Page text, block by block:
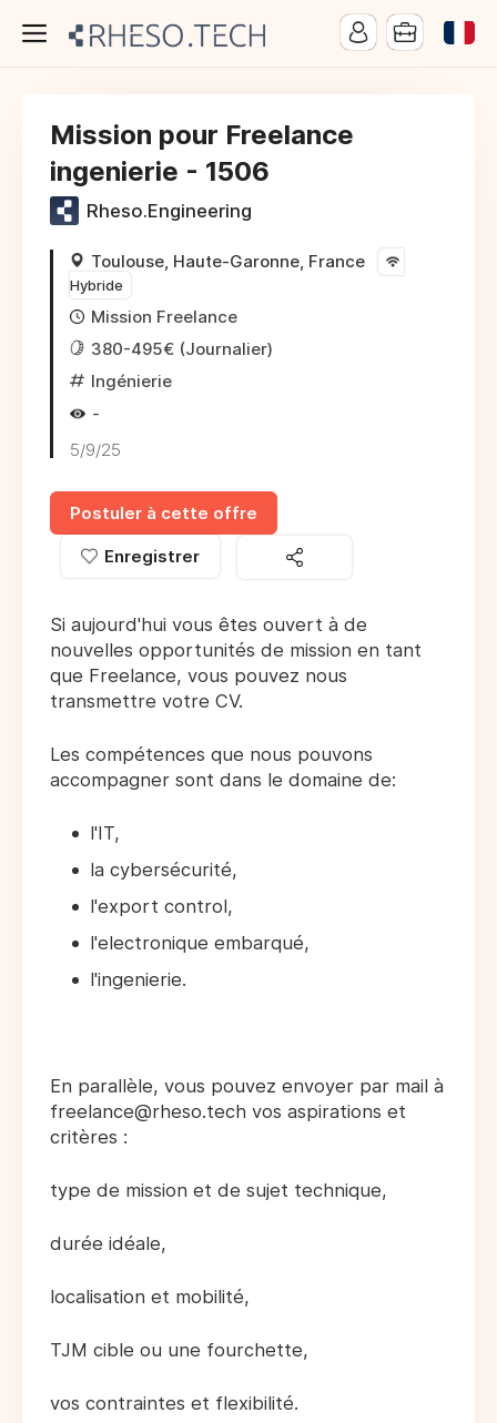
Mission pour Freelance
ingenierie - 1506
Rheso.Engineering
Toulouse, Haute-Garonne, France
Hybride
Mission Freelance
380-495€ (Journalier)
Ingénierie
-
5/9/25
Postuler à cette offre
Enregistrer
Si aujourd'hui vous êtes ouvert à de
nouvelles opportunités de mission en tant
que Freelance, vous pouvez nous
transmettre votre CV.
Les compétences que nous pouvons
accompagner sont dans le domaine de:
l'IT,
la cybersécurité,
l'export control,
l'electronique embarqué,
l'ingenierie.
En parallèle, vous pouvez envoyer par mail à
freelance@rheso.tech vos aspirations et
critères :
type de mission et de sujet technique,
durée idéale,
localisation et mobilité,
TJM cible ou une fourchette,
vos contraintes et flexibilité.